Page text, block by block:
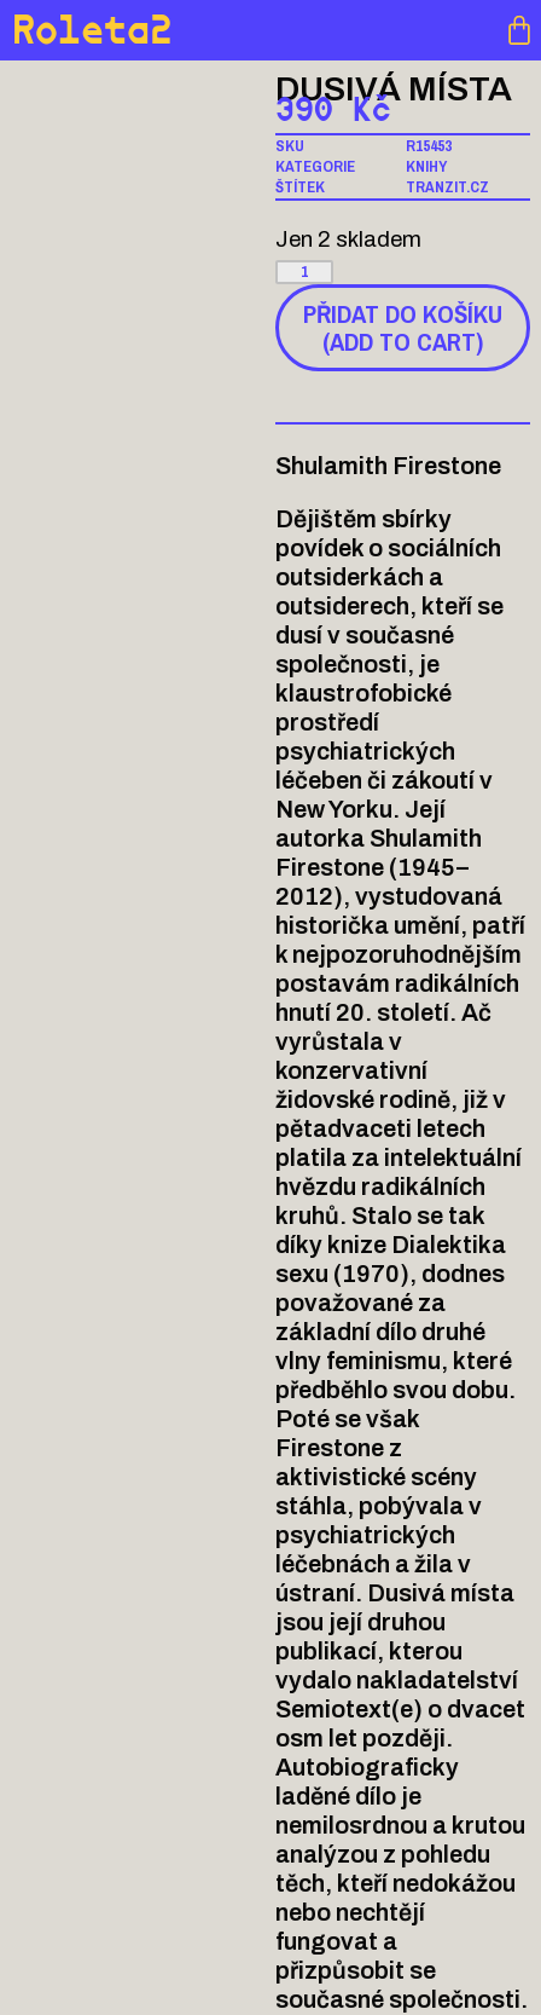
Roleta2
DUSIVÁ MÍSTA
390 Kč
SKU
R15453
KATEGORIE
KNIHY
ŠTÍTEK
TRANZIT.CZ
Jen 2 skladem
PŘIDAT DO KOŠÍKU
(ADD TO CART)
Shulamith Firestone
Dějištěm sbírky
povídek o sociálních
outsiderkách a
outsiderech, kteří se
dusí v současné
společnosti, je
klaustrofobické
prostředí
psychiatrických
léčeben či zákoutí v
New Yorku. Její
autorka Shulamith
Firestone (1945–
2012), vystudovaná
historička umění, patří
k nejpozoruhodnějším
postavám radikálních
hnutí 20. století. Ač
vyrůstala v
konzervativní
židovské rodině, již v
pětadvaceti letech
platila za intelektuální
hvězdu radikálních
kruhů. Stalo se tak
díky knize Dialektika
sexu (1970), dodnes
považované za
základní dílo druhé
vlny feminismu, které
předběhlo svou dobu.
Poté se však
Firestone z
aktivistické scény
stáhla, pobývala v
psychiatrických
léčebnách a žila v
ústraní. Dusivá místa
jsou její druhou
publikací, kterou
vydalo nakladatelství
Semiotext(e) o dvacet
osm let později.
Autobiograficky
laděné dílo je
nemilosrdnou a krutou
analýzou z pohledu
těch, kteří nedokážou
nebo nechtějí
fungovat a
přizpůsobit se
současné společnosti.